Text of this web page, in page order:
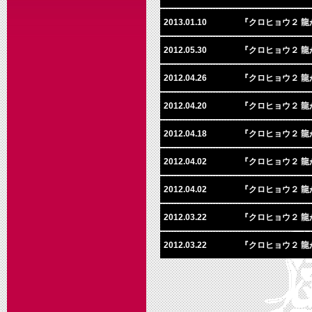
2013.01.10 『クロヒョウ２
2012.05.30 『クロヒョウ２
2012.04.26 『クロヒョウ２
2012.04.20 『クロヒョウ２
2012.04.18 『クロヒョウ２
2012.04.02 『クロヒョウ２
2012.04.02 『クロヒョウ２
2012.03.22 『クロヒョウ２
2012.03.22 『クロヒョウ２